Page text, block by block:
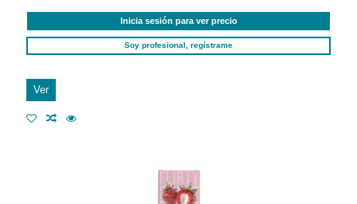
Inicia sesión para ver precio
Soy profesional, regístrame
Ver